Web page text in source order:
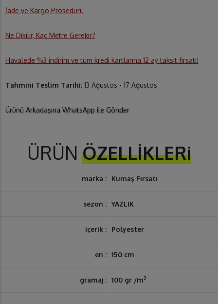
İade ve Kargo Prosedürü
Ne Dikilir, Kaç Metre Gerekir?
Havalede %3 indirim ve tüm kredi kartlarına 12 ay taksit fırsatı!
Tahmini Teslim Tarihi: 13 Ağustos - 17 Ağustos
Ürünü Arkadaşına WhatsApp ile Gönder
ÜRÜN ÖZELLİKLERi
marka : Kumaş Fırsatı
sezon : YAZLIK
içerik : Polyester
en : 150 cm
gramaj : 100 gr /m2